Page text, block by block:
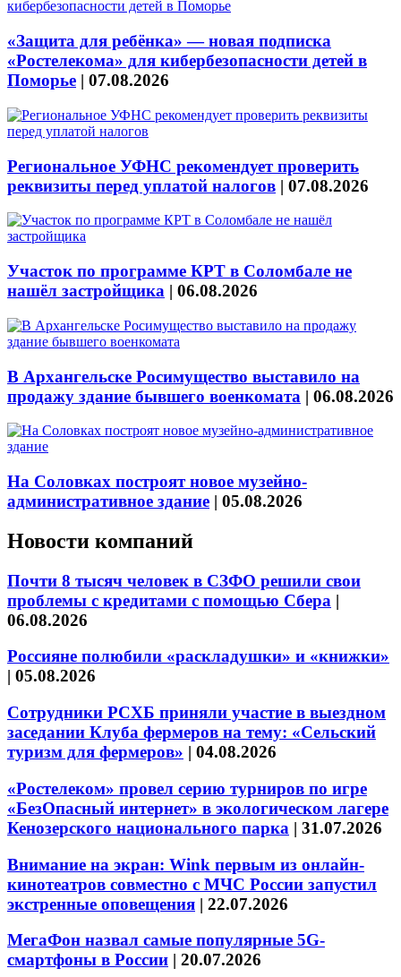
«Защита для ребёнка» — новая подписка
«Ростелекома» для кибербезопасности детей в
Поморье | 07.08.2026
Региональное УФНС рекомендует проверить
реквизиты перед уплатой налогов | 07.08.2026
Участок по программе КРТ в Соломбале не
нашёл застройщика | 06.08.2026
В Архангельске Росимущество выставило на
продажу здание бывшего военкомата | 06.08.2026
На Соловках построят новое музейно-
административное здание | 05.08.2026
Новости компаний
Почти 8 тысяч человек в СЗФО решили свои
проблемы с кредитами с помощью Сбера |
06.08.2026
Россияне полюбили «раскладушки» и «книжки»
| 05.08.2026
Сотрудники РСХБ приняли участие в выездном
заседании Клуба фермеров на тему: «Сельский
туризм для фермеров» | 04.08.2026
«Ростелеком» провел серию турниров по игре
«БезОпасный интернет» в экологическом лагере
Кенозерского национального парка | 31.07.2026
Внимание на экран: Wink первым из онлайн-
кинотеатров совместно с МЧС России запустил
экстренные оповещения | 22.07.2026
МегаФон назвал самые популярные 5G-
смартфоны в России | 20.07.2026